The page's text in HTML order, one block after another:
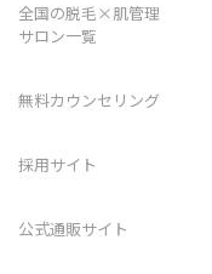
全国の脱毛×肌管理
サロン一覧
無料カウンセリング
採用サイト
公式通販サイト